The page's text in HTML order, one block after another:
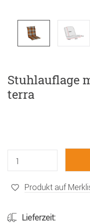
Stuhlauflage
terra
Produkt auf
Lieferzeit: